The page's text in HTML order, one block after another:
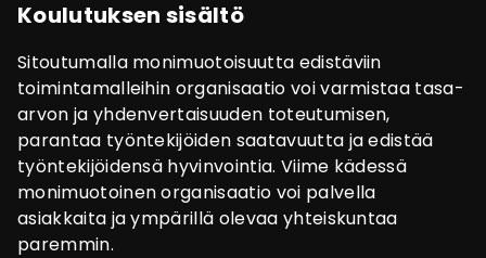
Koulutuksen sisältö
Sitoutumalla monimuotoisuutta edistäviin
toimintamalleihin organisaatio voi varmistaa tasa-
arvon ja yhdenvertaisuuden toteutumisen,
parantaa työntekijöiden saatavuutta ja edistää
työntekijöidensä hyvinvointia. Viime kädessä
monimuotoinen organisaatio voi palvella
asiakkaita ja ympärillä olevaa yhteiskuntaa
paremmin.